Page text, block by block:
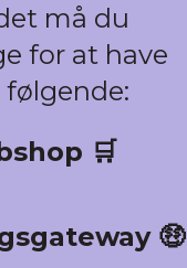
må du
for at have
🛒
🤑